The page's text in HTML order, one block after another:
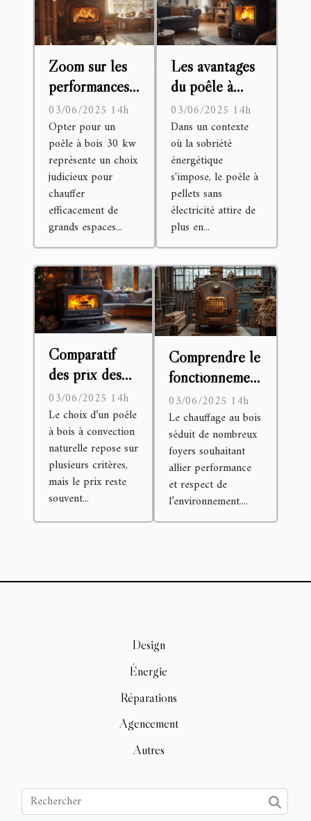
Zoom sur les
performances
d'une poêle à
bois de 30 kw
03/06/2025 14h
Opter pour un
poêle à bois 30 kw
représente un choix
judicieux pour
chauffer
efficacement de
grands espaces...
Les avantages
du poêle à
pellets sans
électricité :
une solution
écologique et
économique
03/06/2025 14h
Dans un contexte
où la sobriété
énergétique
s'impose, le poêle à
pellets sans
électricité attire de
plus en...
Comparatif
des prix des
poêles à bois à
convection
naturelle
03/06/2025 14h
Le choix d’un poêle
à bois à convection
naturelle repose sur
plusieurs critères,
mais le prix reste
souvent...
Comprendre le
fonctionnement
d'une chaudière
bois air pulsé
pour un
chauffage
optimal
03/06/2025 14h
Le chauffage au bois
séduit de nombreux
foyers souhaitant
allier performance
et respect de
l’environnement....
Design
Énergie
Réparations
Agencement
Autres